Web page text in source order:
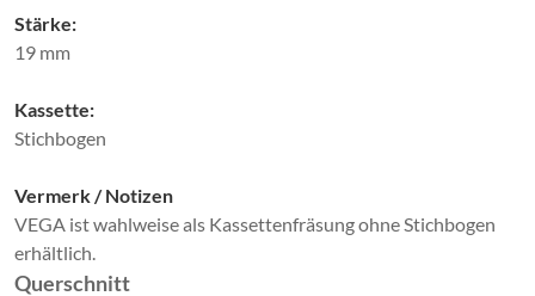
Stärke:
19 mm
Kassette:
Stichbogen
Vermerk / Notizen
VEGA ist wahlweise als Kassettenfräsung ohne Stichbogen
erhältlich.
Querschnitt